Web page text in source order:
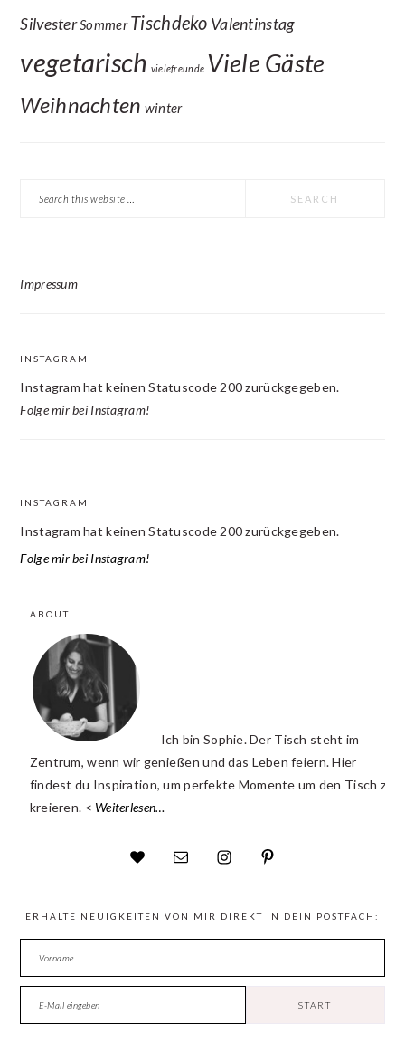
SilvesterSommer Tischdeko Valentinstag
vegetarisch vielefreunde Viele Gäste
Weihnachten winter
Impressum
INSTAGRAM
Instagram hat keinen Statuscode 200 zurückgegeben.
Folge mir bei Instagram!
FOOTER
INSTAGRAM
Instagram hat keinen Statuscode 200 zurückgegeben.
Folge mir bei Instagram!
ABOUT
Ich bin Sophie. Der Tisch steht im
Zentrum, wenn wir genießen und das Leben feiern. Hier
findest du Inspiration, um perfekte Momente um den Tisch zu
kreieren. < Weiterlesen…
ERHALTE NEUIGKEITEN VON MIR DIREKT IN DEIN POSTFACH: